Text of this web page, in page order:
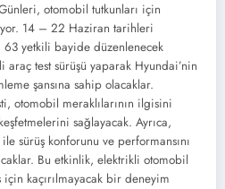
otomobil tutkunları için
14 – 22 Haziran tarihleri
yetkili bayide düzenlenecek
araç test sürüşü yaparak Hyundai’nin
şansına sahip olacaklar.
otomobil meraklılarının ilgisini
sağlayacak. Ayrıca,
sürüş konforunu ve performansını
Bu etkinlik, elektrikli otomobil
için kaçırılmayacak bir deneyim